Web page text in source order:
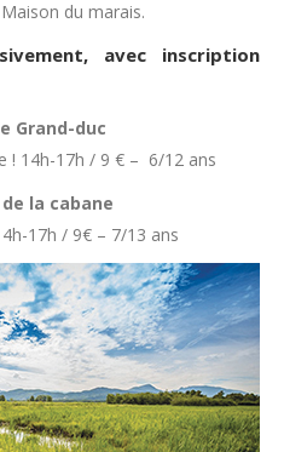
du marais.
avec inscription
Grand-duc
! 14h-17h / 9 € – 6/12 ans
la cabane
17h / 9€ – 7/13 ans